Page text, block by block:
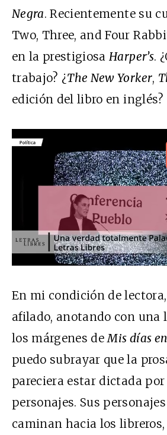
Negra. Recientemente su
Two, Three, and Four
en la prestigiosaHarper’s.
trabajo? ¿The New Yorker,
edición del libro en inglés?
En mi condición de
afilado, anotando con una
los márgenes de Mis días
puedo subrayar que la
pareciera estar dictada
personajes. Sus
caminan hacia los